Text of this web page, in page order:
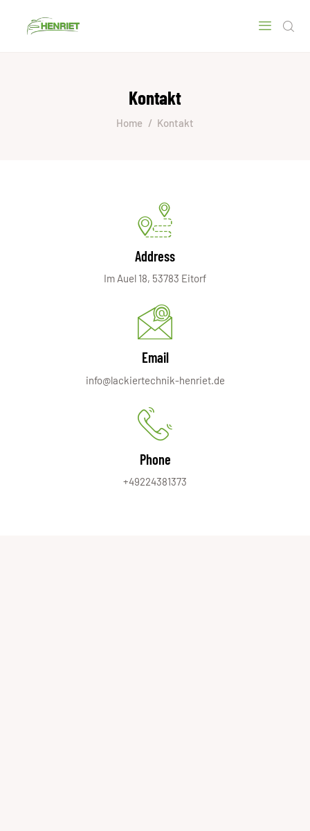
Kontakt
Home Kontakt
Address
Im Auel 18, 53783 Eitorf
Email
info@lackiertechnik-henriet.de
Phone
+49224381373